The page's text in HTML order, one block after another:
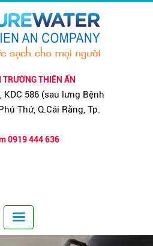
THIÊN ẤN
KDC 586 (sau lưng Bệnh
Thứ, Q.Cái Răng, Tp.
0919 444 636